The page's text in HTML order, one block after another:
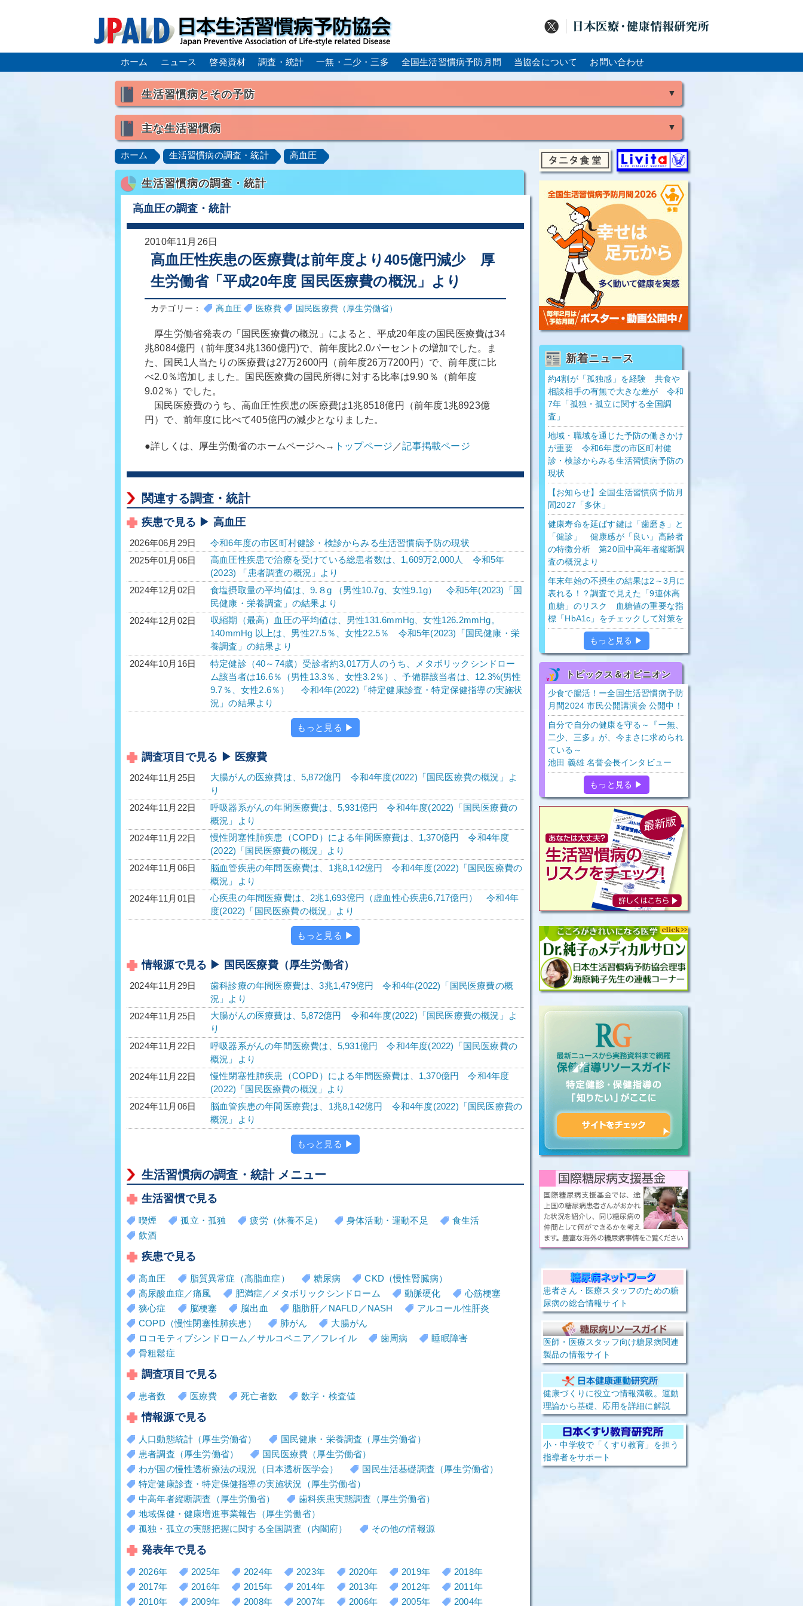
ホーム ニュース 啓発資材 調査・統計 一無・二少・三多 全国生活習慣病予防月間 当協会について お問い合わせ
▼
生活習慣病とその予防
喫煙
食生活
▼
主な生活習慣病
高血圧 脂質異常症（高脂血症） 糖尿病
高尿酸血症／痛風
肥満症／メタボリックシンドローム
動脈硬化 心筋梗塞 狭心症 脳梗塞
脳出血
脂肪肝／NAFLD／NASH
アルコール肝疾患 大腸がん
骨粗鬆症
ロコモティブシンドローム／サルコペニア／フレイル
歯周病
ホーム 生活習慣病の調査・統計 高血圧
生活習慣病の調査・統計
高血圧の調査・統計
2010年11月26日
高血圧性疾患の医療費は前年度より405億円減少 厚
生労働省「平成20年度 国民医療費の概況」より
カテゴリー： 高血圧 医療費 国民医療費（厚生労働省）
厚生労働省発表の「国民医療費の概況」によると、平成20年度の国民医療費は34
兆8084億円（前年度34兆1360億円)で、前年度比2.0パーセントの増加でした。ま
た、国民1人当たりの医療費は27万2600円（前年度26万7200円）で、前年度に比
べ2.0％増加しました。国民医療費の国民所得に対する比率は9.90％（前年度
9.02％）でした。
国民医療費のうち、高血圧性疾患の医療費は1兆8518億円（前年度1兆8923億
円）で、前年度に比べて405億円の減少となりました。
●詳しくは、厚生労働省のホームページへ→ トップページ ／記事掲載ページ
関連する調査・統計
疾患で見る ▶ 高血圧
2026年06月29日
令和6年度の市区町村健診・検診からみる生活習慣病予防の現状
2025年01月06日
高血圧性疾患で治療を受けている総患者数は、1,609万2,000人 令和5年
(2023) 「患者調査の概況」より
2024年12月02日
食塩摂取量の平均値は、9.８g （男性10.7g、女性9.1g） 令和5年(2023)「国
民健康・栄養調査」の結果より
2024年12月02日
収縮期（最高）血圧の平均値は、男性131.6mmHg、女性126.2mmHg。
140mmHg 以上は、男性27.5％、女性22.5％ 令和5年(2023)「国民健康・栄
養調査」の結果より
2024年10月16日
特定健診（40～74歳）受診者約3,017万人のうち、メタボリックシンドロー
ム該当者は16.6％（男性13.3％、女性3.2％）、予備群該当者は、12.3%(男性
9.7％、女性2.6％） 令和4年(2022)「特定健康診査・特定保健指導の実施状
況」の結果より
もっと見る ▶
調査項目で見る ▶ 医療費
2024年11月25日
大腸がんの医療費は、5,872億円 令和4年度(2022)「国民医療費の概況」よ
り
2024年11月22日
呼吸器系がんの年間医療費は、5,931億円 令和4年度(2022)「国民医療費の
概況」より
2024年11月22日
慢性閉塞性肺疾患（COPD）による年間医療費は、1,370億円 令和4年度
(2022)「国民医療費の概況」より
2024年11月06日
脳血管疾患の年間医療費は、1兆8,142億円 令和4年度(2022)「国民医療費の
概況」より
2024年11月01日
心疾患の年間医療費は、2兆1,693億円（虚血性心疾患6,717億円） 令和4年
度(2022)「国民医療費の概況」より
もっと見る ▶
情報源で見る ▶ 国民医療費（厚生労働省）
2024年11月29日
歯科診療の年間医療費は、3兆1,479億円 令和4年(2022)「国民医療費の概
況」より
2024年11月25日
大腸がんの医療費は、5,872億円 令和4年度(2022)「国民医療費の概況」よ
り
2024年11月22日
呼吸器系がんの年間医療費は、5,931億円 令和4年度(2022)「国民医療費の
概況」より
2024年11月22日
慢性閉塞性肺疾患（COPD）による年間医療費は、1,370億円 令和4年度
(2022)「国民医療費の概況」より
2024年11月06日
脳血管疾患の年間医療費は、1兆8,142億円 令和4年度(2022)「国民医療費の
概況」より
もっと見る ▶
生活習慣病の調査・統計 メニュー
生活習慣で見る
喫煙 孤立・孤独 疲労（休養不足） 身体活動・運動不足
食生活
飲酒
疾患で見る
高血圧 脂質異常症（高脂血症） 糖尿病
CKD（慢性腎臓病）
高尿酸血症／痛風
肥満症／メタボリックシンドローム 動脈硬化
心筋梗塞
狭心症
脳梗塞 脳出血 脂肪肝／NAFLD／NASH
アルコール性肝炎
COPD（慢性閉塞性肺疾患）
肺がん
大腸がん
ロコモティブシンドローム／サルコペニア／フレイル
歯周病
睡眠障害
骨粗鬆症
調査項目で見る
患者数 医療費 死亡者数 数字・検査値
情報源で見る
人口動態統計（厚生労働省）
国民健康・栄養調査（厚生労働省）
患者調査（厚生労働省）
国民医療費（厚生労働省）
わが国の慢性透析療法の現況（日本透析医学会）
国民生活基礎調査（厚生労働省）
特定健康診査・特定保健指導の実施状況（厚生労働省）
中高年者縦断調査（厚生労働省）
歯科疾患実態調査（厚生労働省）
地域保健・健康増進事業報告（厚生労働省）
孤独・孤立の実態把握に関する全国調査（内閣府）
その他の情報源
発表年で見る
2026年 2025年 2024年 2023年 2020年 2019年
2018年
2017年
2016年 2015年 2014年 2013年 2012年
2011年
2010年
2009年 2008年 2007年 2006年 2005年 2004年
新着ニュース
約4割が「孤独感」を経験 共食や
相談相手の有無で大きな差が 令和
7年「孤独・孤立に関する全国調
査」
地域・職域を通じた予防の働きかけ
が重要 令和6年度の市区町村健
診・検診からみる生活習慣病予防の
現状
【お知らせ】全国生活習慣病予防月
間2027「多休」
健康寿命を延ばす鍵は「歯磨き」と
「健診」 健康感が「良い」高齢者
の特徴分析 第20回中高年者縦断調
査の概況より
年末年始の不摂生の結果は2～3月に
表れる！？調査で見えた「9連休高
血糖」のリスク 血糖値の重要な指
標「HbA1c」をチェックして対策を
もっと見る ▶
トピックス＆オピニオン
少食で腸活！ー全国生活習慣病予防
月間2024 市民公開講演会 公開中！
自分で自分の健康を守る～『一無、
二少、三多』が、今まさに求められ
ている～
池田 義雄 名誉会長インタビュー
もっと見る ▶
患者さん・医療スタッフのための糖
尿病の総合情報サイト
医師・医療スタッフ向け糖尿病関連
製品の情報サイト
健康づくりに役立つ情報満載。運動
理論から基礎、応用を詳細に解説
小・中学校で「くすり教育」を担う
指導者をサポート